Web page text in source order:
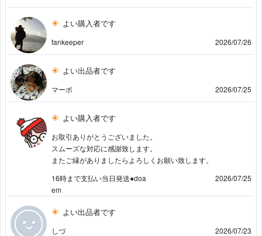
よい購入者です
fankeeper 2026/07/26
よい出品者です
マーボ 2026/07/25
よい購入者です
お取引ありがとうございました。
スムーズな対応に感謝致します。
またご縁がありましたらよろしくお願い致します。
16時まで支払い当日発送●doa
em
2026/07/25
よい出品者です
しづ 2026/07/23